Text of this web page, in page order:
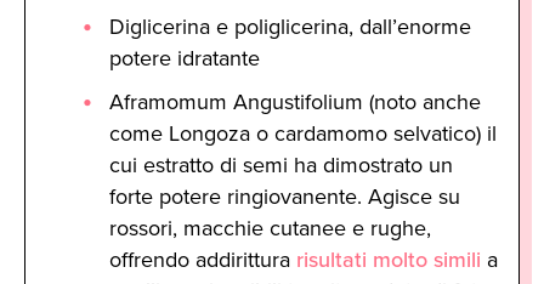
Diglicerina e poliglicerina, dall’enorme
potere idratante
Aframomum Angustifolium (noto anche
come Longoza o cardamomo selvatico) il
cui estratto di semi ha dimostrato un
forte potere ringiovanente. Agisce su
rossori, macchie cutanee e rughe,
offrendo addirittura risultati molto simili a